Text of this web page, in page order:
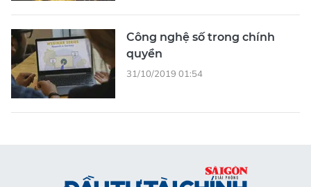
Công nghệ số trong chính
quyền
31/10/2019 01:54